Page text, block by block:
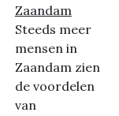
Zaandam
Steeds meer
mensen in
Zaandam zien
de voordelen
van